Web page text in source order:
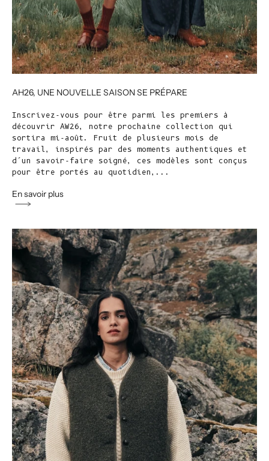
AH26, UNE NOUVELLE SAISON SE PRÉPARE
Inscrivez-vous pour être parmi les premiers à
découvrir AW26, notre prochaine collection qui
sortira mi-août. Fruit de plusieurs mois de
travail, inspirés par des moments authentiques et
d’un savoir-faire soigné, ces modèles sont conçus
pour être portés au quotidien,...
En savoir plus